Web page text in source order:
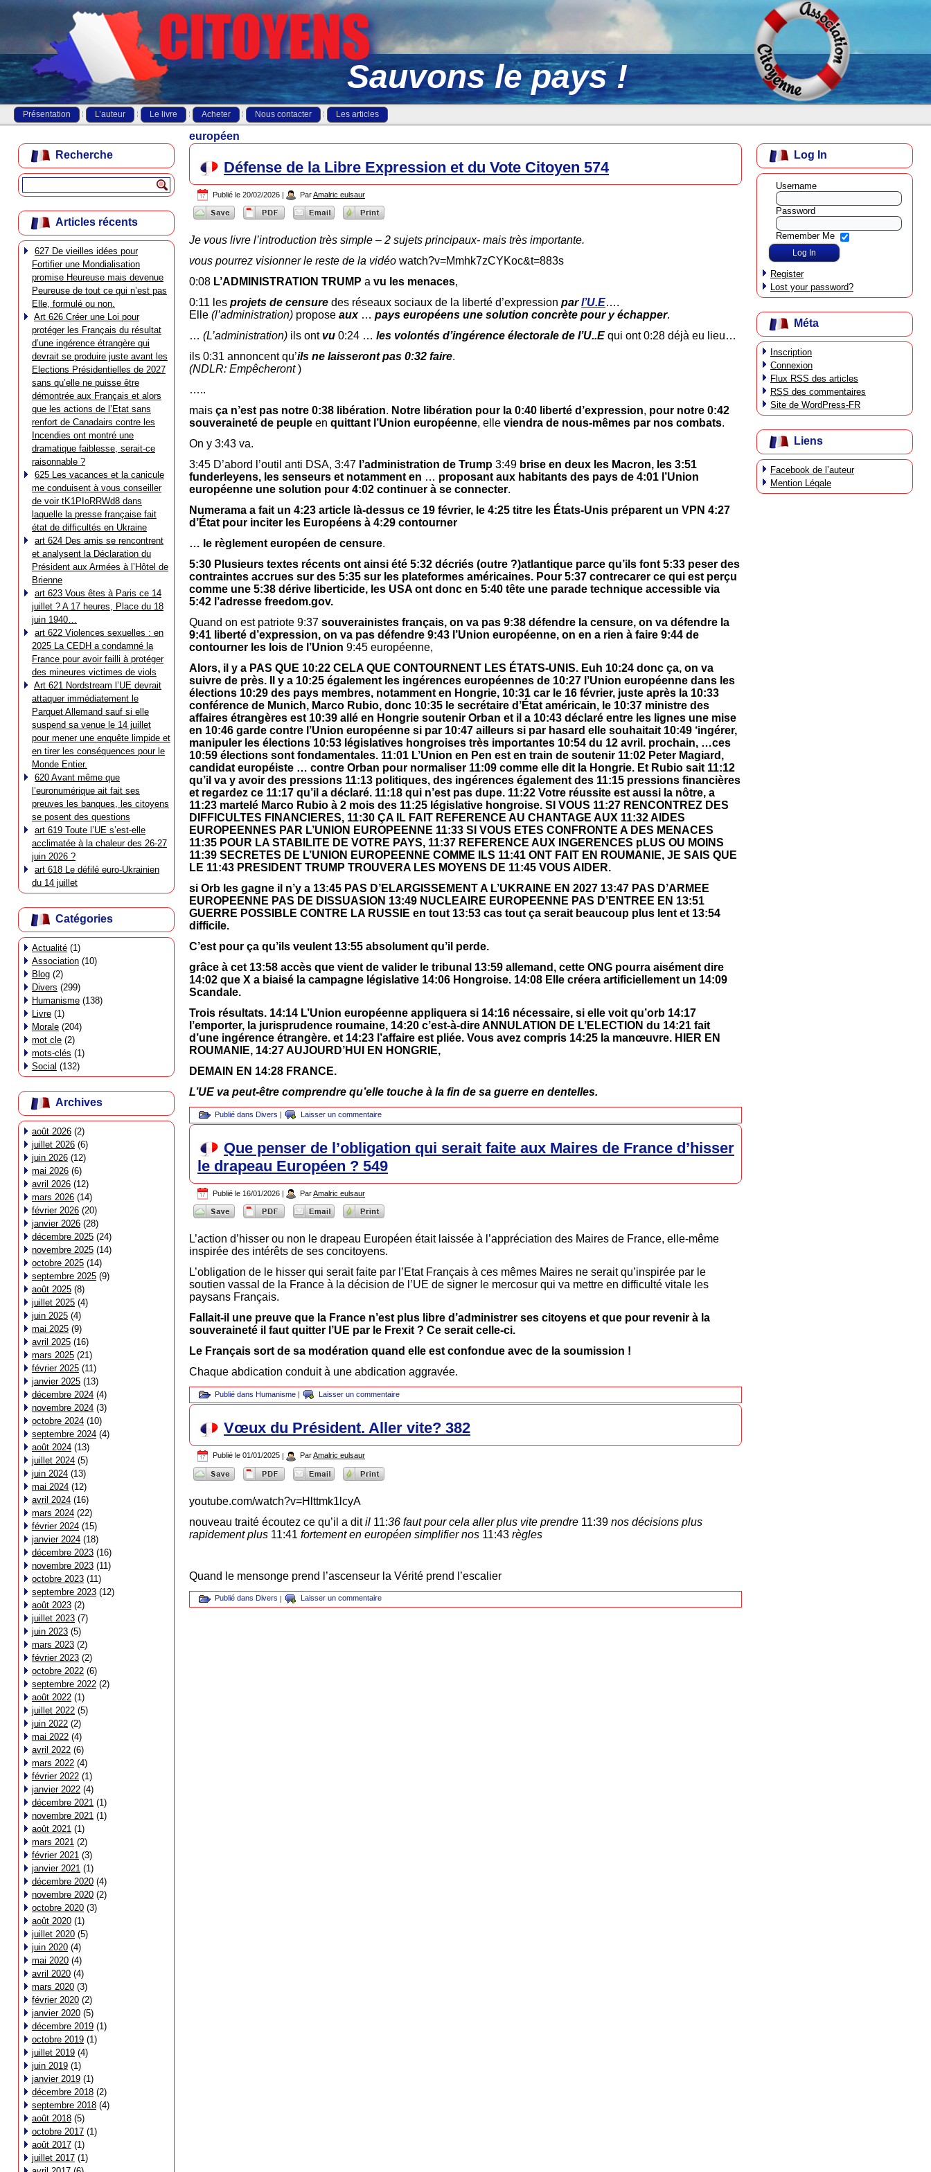
Sauvons le pays !
Présentation L’auteur Le livre Acheter Nous contacter Les articles
Recherche
Articles récents
627 De vieilles idées pour
Fortifier une Mondialisation
promise Heureuse mais devenue
Peureuse de tout ce qui n’est pas
Elle, formulé ou non.
Art 626 Créer une Loi pour
protéger les Français du résultat
d’une ingérence étrangère qui
devrait se produire juste avant les
Elections Présidentielles de 2027
sans qu’elle ne puisse être
démontrée aux Français et alors
que les actions de l’Etat sans
renfort de Canadairs contre les
Incendies ont montré une
dramatique faiblesse, serait-ce
raisonnable ?
625 Les vacances et la canicule
me conduisent à vous conseiller
de voir tK1PIoRRWd8 dans
laquelle la presse française fait
état de difficultés en Ukraine
art 624 Des amis se rencontrent
et analysent la Déclaration du
Président aux Armées à l’Hôtel de
Brienne
art 623 Vous êtes à Paris ce 14
juillet ? A 17 heures, Place du 18
juin 1940…
art 622 Violences sexuelles : en
2025 La CEDH a condamné la
France pour avoir failli à protéger
des mineures victimes de viols
Art 621 Nordstream l’UE devrait
attaquer immédiatement le
Parquet Allemand sauf si elle
suspend sa venue le 14 juillet
pour mener une enquête limpide et
en tirer les conséquences pour le
Monde Entier.
620 Avant même que
l’euronumérique ait fait ses
preuves les banques, les citoyens
se posent des questions
art 619 Toute l’UE s’est-elle
acclimatée à la chaleur des 26-27
juin 2026 ?
art 618 Le défilé euro-Ukrainien
du 14 juillet
Catégories
Actualité (1)
Association (10)
Blog (2)
Divers (299)
Humanisme (138)
Livre (1)
Morale (204)
mot cle (2)
mots-clés (1)
Social (132)
Archives
août 2026 (2)
juillet 2026 (6)
juin 2026 (12)
mai 2026 (6)
avril 2026 (12)
mars 2026 (14)
février 2026 (20)
janvier 2026 (28)
décembre 2025 (24)
novembre 2025 (14)
octobre 2025 (14)
septembre 2025 (9)
août 2025 (8)
juillet 2025 (4)
juin 2025 (4)
mai 2025 (9)
avril 2025 (16)
mars 2025 (21)
février 2025 (11)
janvier 2025 (13)
décembre 2024 (4)
novembre 2024 (3)
octobre 2024 (10)
septembre 2024 (4)
août 2024 (13)
juillet 2024 (5)
juin 2024 (13)
mai 2024 (12)
avril 2024 (16)
mars 2024 (22)
février 2024 (15)
janvier 2024 (18)
décembre 2023 (16)
novembre 2023 (11)
octobre 2023 (11)
septembre 2023 (12)
août 2023 (2)
juillet 2023 (7)
juin 2023 (5)
mars 2023 (2)
février 2023 (2)
octobre 2022 (6)
septembre 2022 (2)
août 2022 (1)
juillet 2022 (5)
juin 2022 (2)
mai 2022 (4)
avril 2022 (6)
mars 2022 (4)
février 2022 (1)
janvier 2022 (4)
décembre 2021 (1)
novembre 2021 (1)
août 2021 (1)
mars 2021 (2)
février 2021 (3)
janvier 2021 (1)
décembre 2020 (4)
novembre 2020 (2)
octobre 2020 (3)
août 2020 (1)
juillet 2020 (5)
juin 2020 (4)
mai 2020 (4)
avril 2020 (4)
mars 2020 (3)
février 2020 (2)
janvier 2020 (5)
décembre 2019 (1)
octobre 2019 (1)
juillet 2019 (4)
juin 2019 (1)
janvier 2019 (1)
décembre 2018 (2)
septembre 2018 (4)
août 2018 (5)
octobre 2017 (1)
août 2017 (1)
juillet 2017 (1)
européen
Défense de la Libre Expression et du Vote Citoyen 574
Publié le 20/02/2026 | ParAmalric eulsaur
Je vous livre l’introduction très simple – 2 sujets principaux- mais très importante.
vous pourrez visionner le reste de la vidéo watch?v=Mmhk7zCYKoc&t=883s
0:08 L’ADMINISTRATION TRUMP a vu les menaces,
0:11 les projets de censure des réseaux sociaux de la liberté d’expression parl’U.E….
Elle (l’administration) propose aux… pays européens une solution concrète pour y échapper.
… (L’administration) ils ont vu 0:24 … les volontés d’ingérence électorale de l’U..E qui ont 0:28 déjà eu lieu…
ils 0:31 annoncent qu’ils ne laisseront pas 0:32 faire.
(NDLR: Empêcheront)
…..
mais ça n’est pas notre 0:38 libération. Notre libération pour la 0:40 liberté d’expression, pour notre 0:42
souveraineté de peuple en quittant l’Union européenne, elle viendra de nous-mêmes par nos combats.
On y 3:43 va.
3:45 D’abord l’outil anti DSA, 3:47 l’administration de Trump 3:49 brise en deux les Macron, les 3:51
funderleyens, les senseurs et notamment en … proposant aux habitants des pays de 4:01 l’Union
européenne une solution pour 4:02 continuer à se connecter.
Numerama a fait un 4:23 article là-dessus ce 19 février, le 4:25 titre les États-Unis préparent un VPN 4:27
d’État pour inciter les Européens à 4:29 contourner
… le règlement européen de censure.
5:30 Plusieurs textes récents ont ainsi été 5:32 décriés (outre ?)atlantique parce qu’ils font 5:33 peser des
contraintes accrues sur des 5:35 sur les plateformes américaines. Pour 5:37 contrecarer ce qui est perçu
comme une 5:38 dérive liberticide, les USA ont donc en 5:40 tête une parade technique accessible via
5:42 l’adresse freedom.gov.
Quand on est patriote 9:37 souverainistes français, on va pas 9:38 défendre la censure, on va défendre la
9:41 liberté d’expression, on va pas défendre 9:43 l’Union européenne, on en a rien à faire 9:44 de
contourner les lois de l’Union 9:45 européenne,
Alors, il y a PAS QUE 10:22 CELA QUE CONTOURNENT LES ÉTATS-UNIS. Euh 10:24 donc ça, on va
suivre de près. Il y a 10:25 également les ingérences européennes de 10:27 l’Union européenne dans les
élections 10:29 des pays membres, notamment en Hongrie, 10:31 car le 16 février, juste après la 10:33
conférence de Munich, Marco Rubio, donc 10:35 le secrétaire d’État américain, le 10:37 ministre des
affaires étrangères est 10:39 allé en Hongrie soutenir Orban et il a 10:43 déclaré entre les lignes une mise
en 10:46 garde contre l’Union européenne si par 10:47 ailleurs si par hasard elle souhaitait 10:49 ‘ingérer,
manipuler les élections 10:53 législatives hongroises très importantes 10:54 du 12 avril. prochain, …ces
10:59 élections sont fondamentales. 11:01 L’Union en Pen est en train de soutenir 11:02 Peter Magiard,
candidat européiste … contre Orban pour normaliser 11:09 comme elle dit la Hongrie. Et Rubio sait 11:12
qu’il va y avoir des pressions 11:13 politiques, des ingérences également des 11:15 pressions financières
et regardez ce 11:17 qu’il a déclaré. 11:18 qui n’est pas dupe. 11:22 Votre réussite est aussi la nôtre, a
11:23 martelé Marco Rubio à 2 mois des 11:25 législative hongroise. SI VOUS 11:27 RENCONTREZ DES
DIFFICULTES FINANCIERES, 11:30 ÇA IL FAIT REFERENCE AU CHANTAGE AUX 11:32 AIDES
EUROPEENNES PAR L’UNION EUROPEENNE 11:33 SI VOUS ETES CONFRONTE A DES MENACES
11:35 POUR LA STABILITE DE VOTRE PAYS, 11:37 REFERENCE AUX INGERENCES pLUS OU MOINS
11:39 SECRETES DE L’UNION EUROPEENNE COMME ILS 11:41 ONT FAIT EN ROUMANIE, JE SAIS QUE
LE 11:43 PRESIDENT TRUMP TROUVERA LES MOYENS DE 11:45 VOUS AIDER.
si Orb les gagne il n’y a 13:45 PAS D’ELARGISSEMENT A L’UKRAINE EN 2027 13:47 PAS D’ARMEE
EUROPEENNE PAS DE DISSUASION 13:49 NUCLEAIRE EUROPEENNE PAS D’ENTREE EN 13:51
GUERRE POSSIBLE CONTRE LA RUSSIE en tout 13:53 cas tout ça serait beaucoup plus lent et 13:54
difficile.
C’est pour ça qu’ils veulent 13:55 absolument qu’il perde.
grâce à cet 13:58 accès que vient de valider le tribunal 13:59 allemand, cette ONG pourra aisément dire
14:02 que X a biaisé la campagne législative 14:06 Hongroise. 14:08 Elle créera artificiellement un 14:09
Scandale.
Trois résultats. 14:14 L’Union européenne appliquera si 14:16 nécessaire, si elle voit qu’orb 14:17
l’emporter, la jurisprudence roumaine, 14:20 c’est-à-dire ANNULATION DE L’ELECTION du 14:21 fait
d’une ingérence étrangère. et 14:23 l’affaire est pliée. Vous avez compris 14:25 la manœuvre. HIER EN
ROUMANIE, 14:27 AUJOURD’HUI EN HONGRIE,
DEMAIN EN 14:28 FRANCE.
L’UE va peut-être comprendre qu’elle touche à la fin de sa guerre en dentelles.
Publié dans Divers | Laisser un commentaire
Que penser de l’obligation qui serait faite aux Maires de France d’hisser
le drapeau Européen ? 549
Publié le 16/01/2026 ParAmalric eulsaur
L’action d’hisser ou non le drapeau Européen était laissée à l’appréciation des Maires de France, elle-même
inspirée des intérêts de ses concitoyens.
L’obligation de le hisser qui serait faite par l’Etat Français à ces mêmes Maires ne serait qu’inspirée par le
soutien vassal de la France à la décision de l’UE de signer le mercosur qui va mettre en difficulté vitale les
paysans Français.
Fallait-il une preuve que la France n’est plus libre d’administrer ses citoyens et que pour revenir à la
souveraineté il faut quitter l’UE par le Frexit ? Ce serait celle-ci.
Le Français sort de sa modération quand elle est confondue avec de la soumission !
Chaque abdication conduit à une abdication aggravée.
Publié dans Humanisme Laisser un commentaire
Vœux du Président. Aller vite? 382
Publié le 01/01/2025 | ParAmalric eulsaur
youtube.com/watch?v=Hlttmk1lcyA
nouveau traité écoutez ce qu’il a ditil 11:36 faut pour cela aller plus vite prendre 11:39 nos décisions plus
rapidement plus 11:41 fortement en européen simplifier nos 11:43 règles
Quand le mensonge prend l’ascenseur la Vérité prend l’escalier
Publié dans Divers | Laisser un commentaire
Log In
Username
Password
Remember Me
Register
Lost your password?
Méta
Inscription
Connexion
Flux RSS des articles
RSS des commentaires
Site de WordPress-FR
Liens
Facebook de l’auteur
Mention Légale